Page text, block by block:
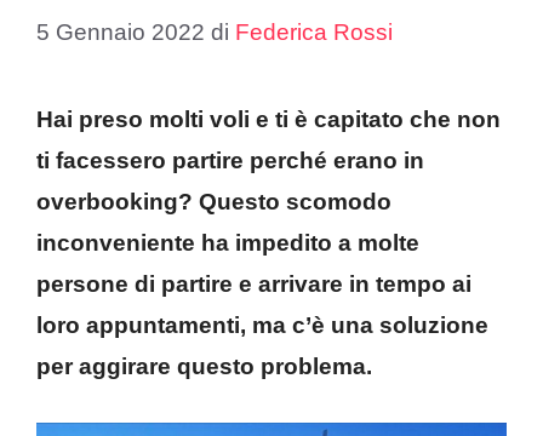
5 Gennaio 2022 di Federica Rossi
Hai preso molti voli e ti è capitato che non
ti facessero partire perché erano in
overbooking? Questo scomodo
inconveniente ha impedito a molte
persone di partire e arrivare in tempo ai
loro appuntamenti, ma c’è una soluzione
per aggirare questo problema.